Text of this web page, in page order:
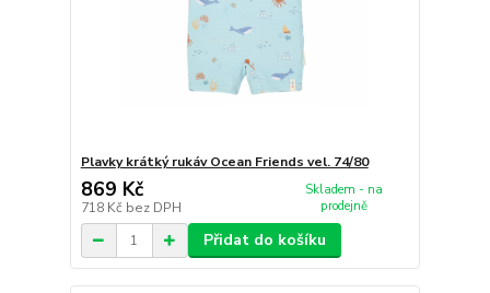
Plavky krátký rukáv Ocean Friends vel. 74/80
869 Kč
718 Kč bez DPH
Skladem - na
prodejně
Přidat do košíku